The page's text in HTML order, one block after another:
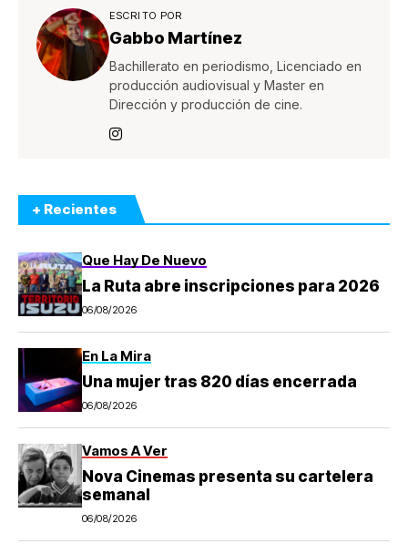
ESCRITO POR
Gabbo Martínez
Bachillerato en periodismo, Licenciado en
producción audiovisual y Master en
Dirección y producción de cine.
+ Recientes
Que Hay De Nuevo
La Ruta abre inscripciones para 2026
06/08/2026
En La Mira
Una mujer tras 820 días encerrada
06/08/2026
Vamos A Ver
Nova Cinemas presenta su cartelera
semanal
06/08/2026